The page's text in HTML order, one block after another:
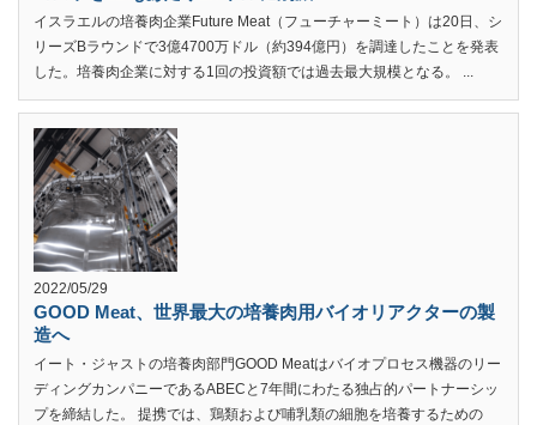
イスラエルの培養肉企業Future Meat（フューチャーミート）は20日、シ
リーズBラウンドで3億4700万ドル（約394億円）を調達したことを発表
した。培養肉企業に対する1回の投資額では過去最大規模となる。 ...
2022/05/29
GOOD Meat、世界最大の培養肉用バイオリアクターの製
造へ
イート・ジャストの培養肉部門GOOD Meatはバイオプロセス機器のリー
ディングカンパニーであるABECと7年間にわたる独占的パートナーシッ
プを締結した。 提携では、鶏類および哺乳類の細胞を培養するための